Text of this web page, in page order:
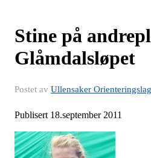
Stine på
Glåmdalsløpet
Postet av Ullensaker Orienteringslag
Publisert 18.september 2011